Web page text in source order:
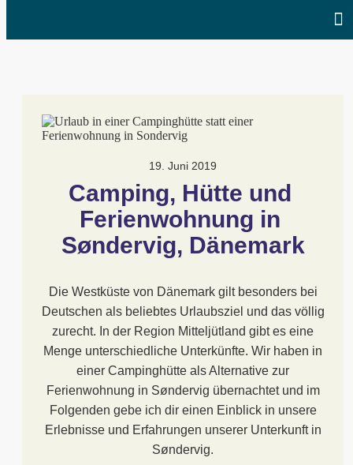
19. Juni 2019
Camping, Hütte und
Ferienwohnung in
Søndervig, Dänemark
Die Westküste von Dänemark gilt besonders bei
Deutschen als beliebtes Urlaubsziel und das völlig
zurecht. In der Region Mitteljütland gibt es eine
Menge unterschiedliche Unterkünfte. Wir haben in
einer Campinghütte als Alternative zur
Ferienwohnung in Søndervig übernachtet und im
Folgenden gebe ich dir einen Einblick in unsere
Erlebnisse und Erfahrungen unserer Unterkunft in
Søndervig.